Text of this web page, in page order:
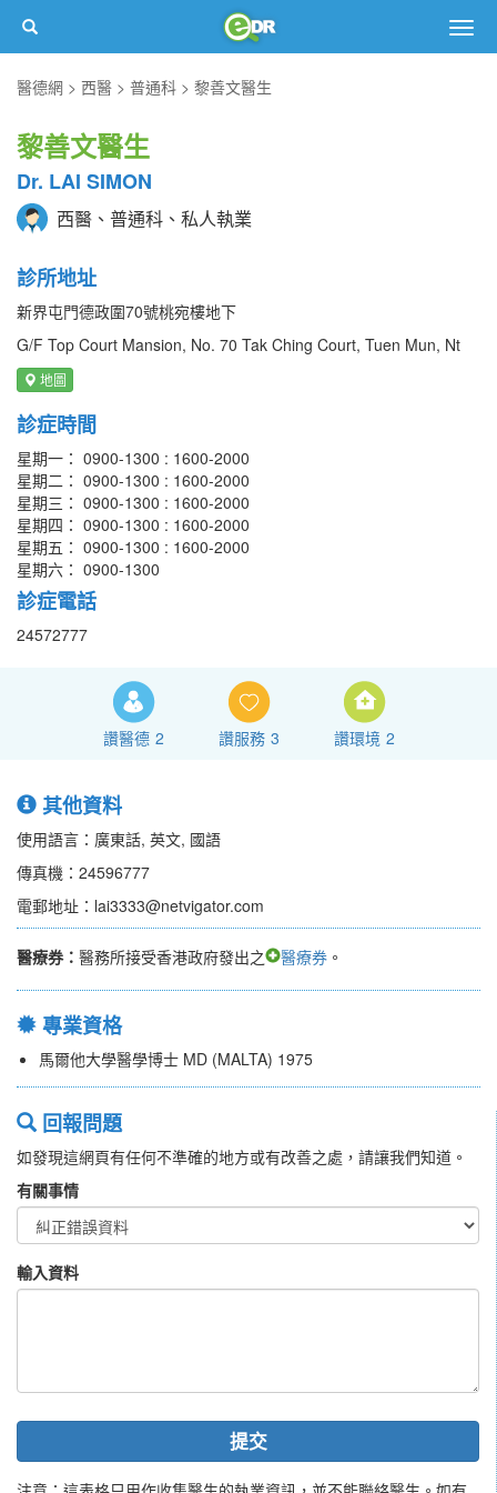
醫德網
西醫 普通科 黎善文醫生
黎善文醫生
Dr. LAI SIMON
西醫、普通科、私人執業
診所地址
新界屯門德政圍70號桃宛樓地下
G/F Top Court Mansion, No. 70 Tak Ching Court, Tuen Mun, Nt
地圖
診症時間
星期一： 0900-1300 : 1600-2000
星期二： 0900-1300 : 1600-2000
星期三： 0900-1300 : 1600-2000
星期四： 0900-1300 : 1600-2000
星期五： 0900-1300 : 1600-2000
星期六： 0900-1300
診症電話
24572777
讚醫德 2 讚服務 3 讚環境 2
其他資料
使用語言：廣東話, 英文, 國語
傳真機：24596777
電郵地址：lai3333@netvigator.com
醫療券： 醫務所接受香港政府發出之 醫療券 。
專業資格
馬爾他大學醫學博士 MD (MALTA) 1975
回報問題
如發現這網頁有任何不準確的地方或有改善之處，請讓我們知道。
有關事情
輸入資料
提交